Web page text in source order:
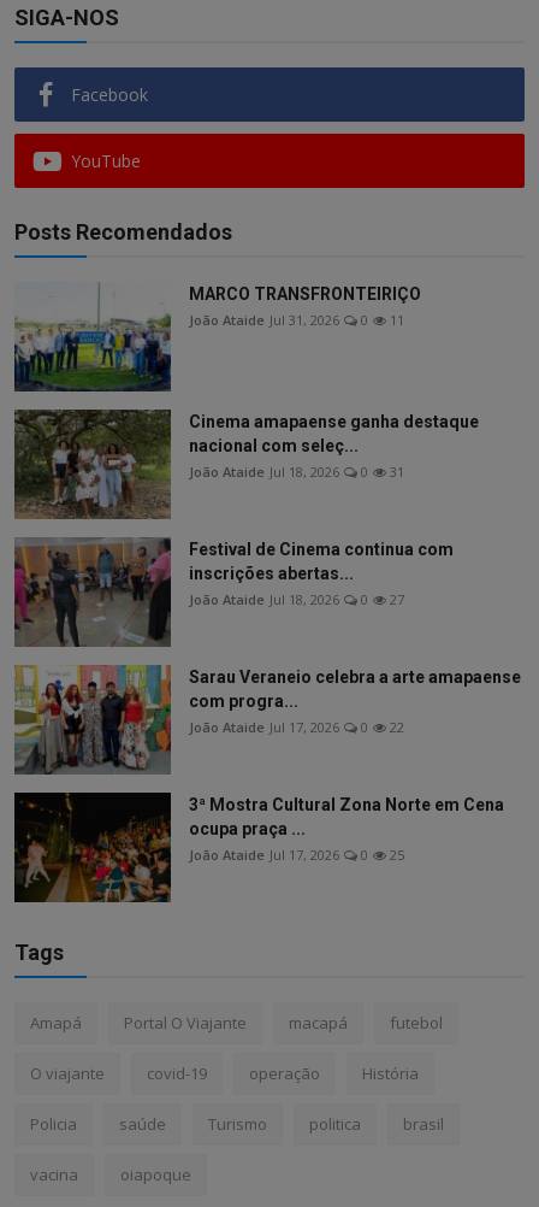
SIGA-NOS
Facebook
YouTube
Posts Recomendados
MARCO TRANSFRONTEIRIÇO
João Ataide Jul 31, 2026 0 11
Cinema amapaense ganha destaque
nacional com seleç...
João Ataide Jul 18, 2026 0 31
Festival de Cinema continua com
inscrições abertas...
João Ataide Jul 18, 2026 0 27
Sarau Veraneio celebra a arte amapaense
com progra...
João Ataide Jul 17, 2026 0 22
3ª Mostra Cultural Zona Norte em Cena
ocupa praça ...
João Ataide Jul 17, 2026 0 25
Tags
Amapá Portal O Viajante macapá futebol
O viajante covid-19 operação História
Policia saúde Turismo politica brasil
vacina oiapoque